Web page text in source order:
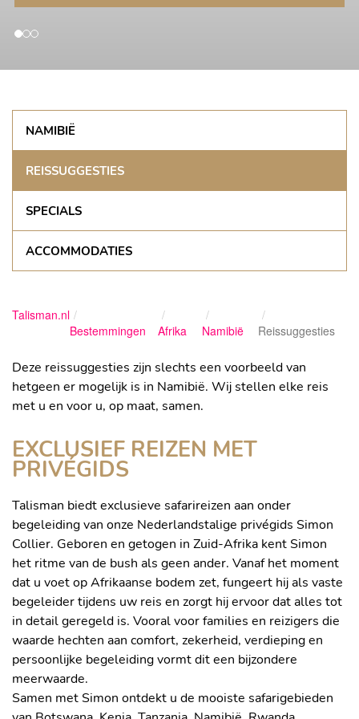
NAMIBIË
REISSUGGESTIES
SPECIALS
ACCOMMODATIES
Talisman.nl
Bestemmingen
Afrika Namibië Reissuggesties
Deze reissuggesties zijn slechts een voorbeeld van
hetgeen er mogelijk is in Namibië. Wij stellen elke reis
met u en voor u, op maat, samen.
EXCLUSIEF REIZEN MET
PRIVÉGIDS
Talisman biedt exclusieve safarireizen aan onder
begeleiding van onze Nederlandstalige privégids Simon
Collier. Geboren en getogen in Zuid-Afrika kent Simon
het ritme van de bush als geen ander. Vanaf het moment
dat u voet op Afrikaanse bodem zet, fungeert hij als vaste
begeleider tijdens uw reis en zorgt hij ervoor dat alles tot
in detail geregeld is. Vooral voor families en reizigers die
waarde hechten aan comfort, zekerheid, verdieping en
persoonlijke begeleiding vormt dit een bijzondere
meerwaarde.
Samen met Simon ontdekt u de mooiste safarigebieden